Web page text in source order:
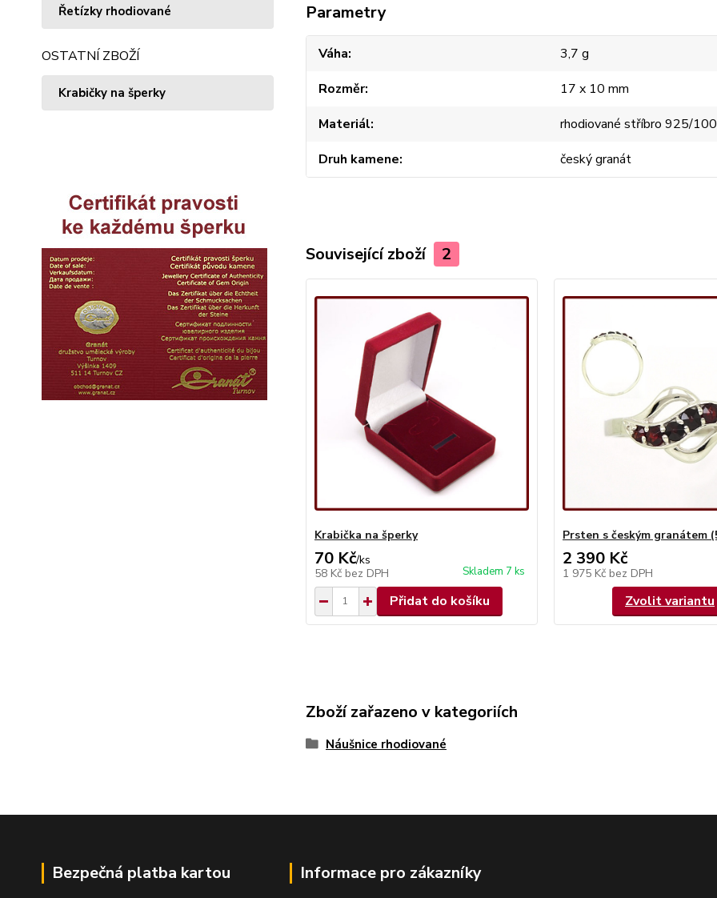
Řetízky rhodiované
OSTATNÍ ZBOŽÍ
Krabičky na šperky
Parametry
Váha
3,7 g
Rozměr
17 x 10 mm
Materiál
rhodiované stříbro 925/
Druh kamene
český granát
Související zboží 2
Krabička na šperky
70 Kč/ks
58 Kč bez DPH Skladem 7 ks
Přidat do košíku
Prsten s českým granátem
2 390 Kč
1 975 Kč bez DPH
Zvolit variantu
Zboží zařazeno v kategoriích
Náušnice rhodiované
Bezpečná platba kartou Informace pro zákazníky